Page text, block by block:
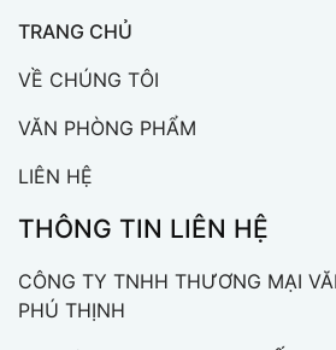
TRANG CHỦ
VỀ CHÚNG TÔI
VĂN PHÒNG PHẨM
LIÊN HỆ
THÔNG TIN LIÊN HỆ
CÔNG TY TNHH THƯƠNG MẠI
PHÚ THỊNH